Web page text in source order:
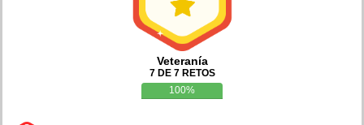
Veteranía
7 DE 7 RETOS
100%